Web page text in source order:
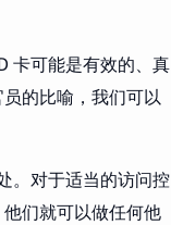
卡可能是有效的、真
的比喻，我们可以
。对于适当的访问控
们就可以做任何他